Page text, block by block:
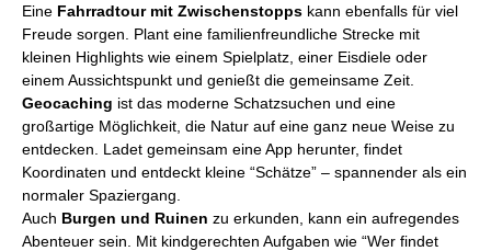
Eine Fahrradtour mit Zwischenstopps kann ebenfalls für viel
Freude sorgen. Plant eine familienfreundliche Strecke mit
kleinen Highlights wie einem Spielplatz, einer Eisdiele oder
einem Aussichtspunkt und genießt die gemeinsame Zeit.
Geocaching ist das moderne Schatzsuchen und eine
großartige Möglichkeit, die Natur auf eine ganz neue Weise zu
entdecken. Ladet gemeinsam eine App herunter, findet
Koordinaten und entdeckt kleine “Schätze” – spannender als ein
normaler Spaziergang.
Auch Burgen und Ruinen zu erkunden, kann ein aufregendes
Abenteuer sein. Mit kindgerechten Aufgaben wie “Wer findet